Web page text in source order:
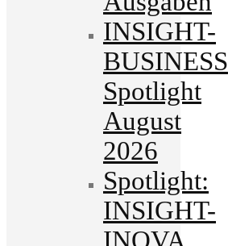
INSIGHT-
BUSINESS
Spotlight
August
2026
Spotlight:
INSIGHT-
INOVA